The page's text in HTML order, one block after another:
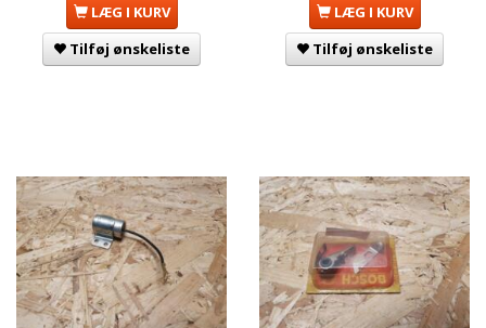
LÆG I KURV
Tilføj ønskeliste
LÆG I KURV
Tilføj ønskeliste